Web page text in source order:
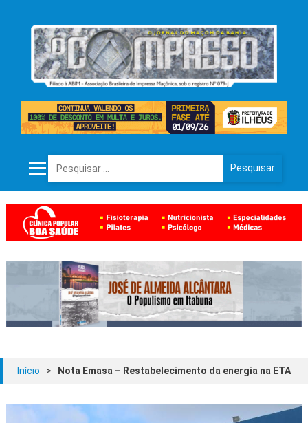
Pesquisar por:
Início > Nota Emasa – Restabelecimento da energia na ETA